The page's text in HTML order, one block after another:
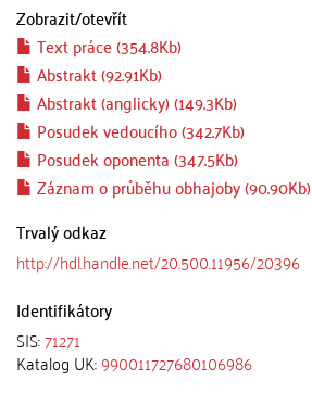
Zobrazit/otevřít
Text práce (354.8Kb)
Abstrakt (92.91Kb)
Abstrakt (anglicky) (149.3Kb)
Posudek vedoucího (342.7Kb)
Posudek oponenta (347.5Kb)
Záznam o průběhu obhajoby (90.90Kb)
Trvalý odkaz
http://hdl.handle.net/20.500.11956/20396
Identifikátory
SIS:71271
Katalog UK:990011727680106986